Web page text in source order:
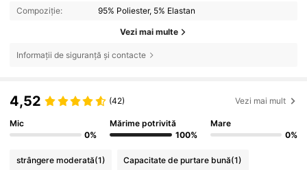
Compoziție: 95% Poliester, 5% Elastan
Vezi mai multe
Informații de siguranță și contacte
4,52 (42) Vezi mai mult
Mic
0%
Mărime potrivită
100%
Mare
0%
strângere moderată(1) Capacitate de purtare bună(1)